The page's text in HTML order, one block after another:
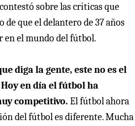
sobre las críticas que
que el delantero de 37 años
en el mundo del fútbol.
diga la gente, este no es el
en día el fútbol ha
competitivo. El fútbol ahora
del fútbol es diferente. Mucha